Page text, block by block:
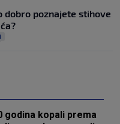
dobro poznajete stihove
godina kopali prema